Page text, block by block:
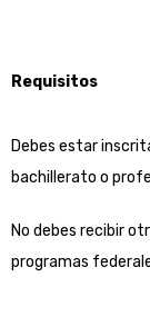
Requisitos
Debes estar
bachillerato o
No debes recibir
programas